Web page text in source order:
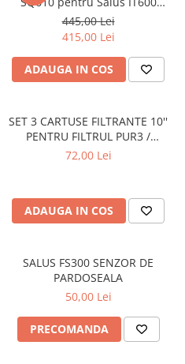
montaj in doza
445,00 Lei
415,00 Lei
ADAUGA IN COS
SET 3 CARTUSE FILTRANTE 10''
PENTRU FILTRUL PUR3 /
OSMOZA INVERSA
72,00 Lei
ADAUGA IN COS
SALUS FS300 SENZOR DE
PARDOSEALA
50,00 Lei
PRECOMANDA